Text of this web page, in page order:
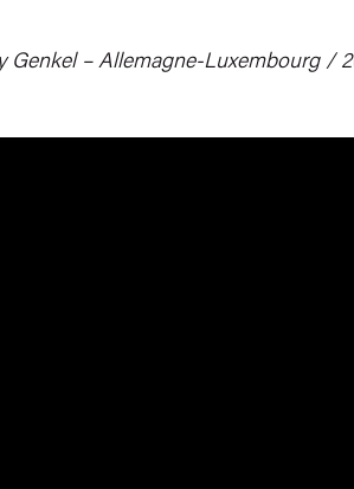
Genkel – Allemagne-Luxembourg /